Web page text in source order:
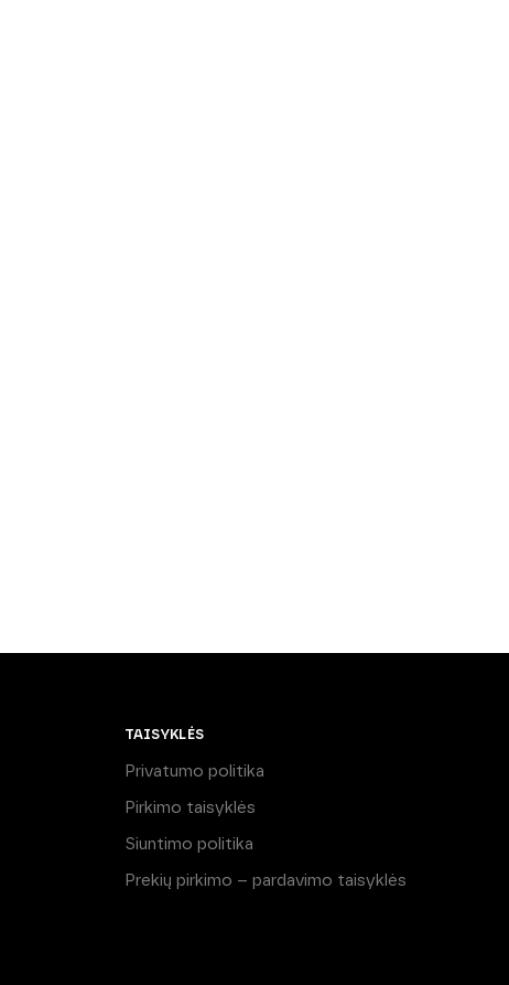
TAISYKLĖS
Privatumo politika
Pirkimo taisyklės
Siuntimo politika
Prekių pirkimo – pardavimo taisyklės